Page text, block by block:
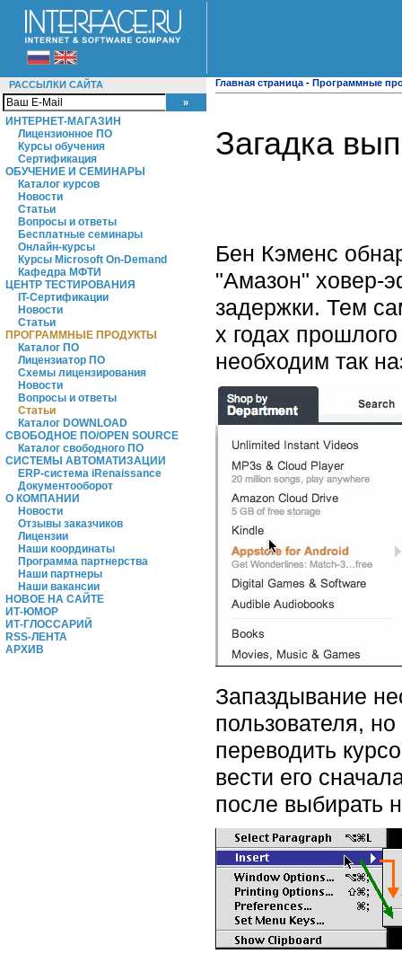
РАССЫЛКИ САЙТА
ИНТЕРНЕТ-МАГАЗИН
Лицензионное ПО
Курсы обучения
Сертификация
ОБУЧЕНИЕ И СЕМИНАРЫ
Каталог курсов
Новости
Статьи
Вопросы и ответы
Бесплатные семинары
Онлайн-курсы
Курсы Microsoft On-Demand
Кафедра МФТИ
ЦЕНТР ТЕСТИРОВАНИЯ
IT-Сертификации
Новости
Статьи
ПРОГРАММНЫЕ ПРОДУКТЫ
Каталог ПО
Лицензиатор ПО
Схемы лицензирования
Новости
Вопросы и ответы
Статьи
Каталог DOWNLOAD
СВОБОДНОЕ ПО/OPEN SOURCE
Каталог свободного ПО
СИСТЕМЫ АВТОМАТИЗАЦИИ
ERP-система iRenaissance
Документооборот
О КОМПАНИИ
Новости
Отзывы заказчиков
Лицензии
Наши координаты
Программа партнерства
Наши партнеры
Наши вакансии
НОВОЕ НА САЙТЕ
ИТ-ЮМОР
ИТ-ГЛОССАРИЙ
RSS-ЛЕНТА
АРХИВ
Главная страница - Программные
Загадка
Бен Кэменс
"Амазон" ховер-
задержки. Тем
х годах
необходим так
Запаздывание
пользователя,
переводить
вести его
после выбирать